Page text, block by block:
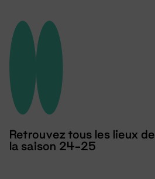
Retrouvez tous les lieux de
la saison 24-25